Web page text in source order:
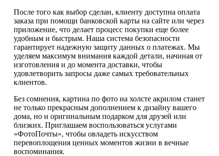
После того как выбор сделан, клиенту доступна оплата
заказа при помощи банковской карты на сайте или через
приложение, что делает процесс покупки еще более
удобным и быстрым. Наша система безопасности
гарантирует надежную защиту данных о платежах. Мы
уделяем максимум внимания каждой детали, начиная от
изготовления и до момента доставки, чтобы
удовлетворить запросы даже самых требовательных
клиентов.
Без сомнения, картина по фото на холсте акрилом станет
не только прекрасным дополнением к дизайну вашего
дома, но и оригинальным подарком для друзей или
близких. Приглашаем воспользоваться услугами
«ФотоПочты», чтобы овладеть искусством
перевоплощения ценных моментов жизни в вечные
воспоминания.